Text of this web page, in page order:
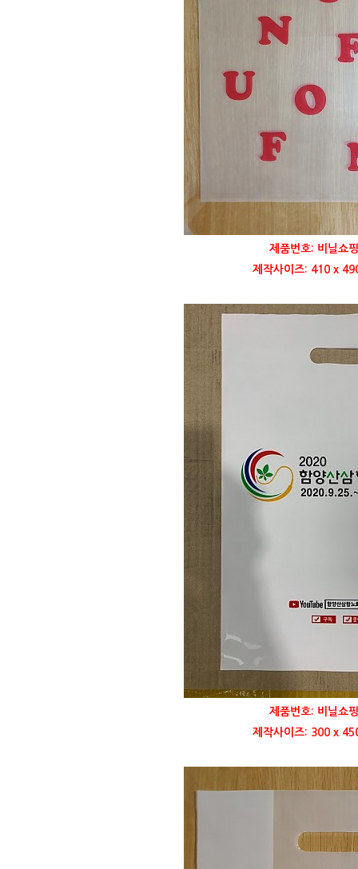
제품번호: 비닐쇼
제작사이즈: 410 x
제품번호: 비닐쇼
제작사이즈: 300 x